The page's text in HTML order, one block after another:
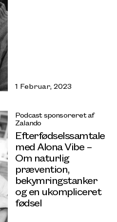
1 Februar, 2023
Podcast sponsoreret af
Zalando
Efterfødselssamtale
med Alona Vibe –
Om naturlig
prævention,
bekymringstanker
og en ukompliceret
fødsel